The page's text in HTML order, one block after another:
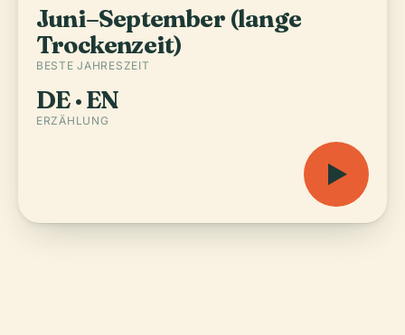
Juni–September (lange
Trockenzeit)
BESTE JAHRESZEIT
DE · EN
ERZÄHLUNG